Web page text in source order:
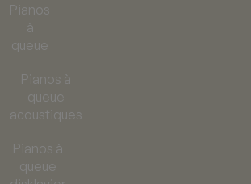
Pianos
à
queue
Pianos à
queue
acoustiques
Pianos à
queue